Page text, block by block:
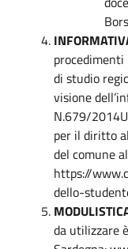
procedimenti
di studio
visione
N.679/
per il diritto
del comune
https://
dello-
da utilizzare